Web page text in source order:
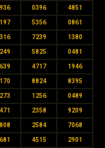
0396 4851
5356 0861
7239 1380
5825 0481
4717 1946
8824 8395
1256 0489
2358 9209
2584 7068
4515 2901